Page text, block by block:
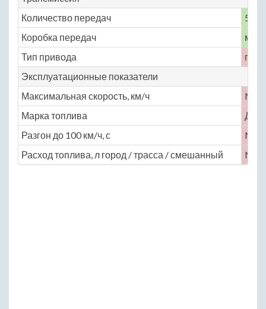
Количество передач
5
Коробка передач
Тип привода
Эксплуатационные показатели
Максимальная скорость, км/ч
No
Марка топлива
ДТ
Разгон до 100 км/ч, с
No
Расход топлива, л город / трасса / смешанный
No